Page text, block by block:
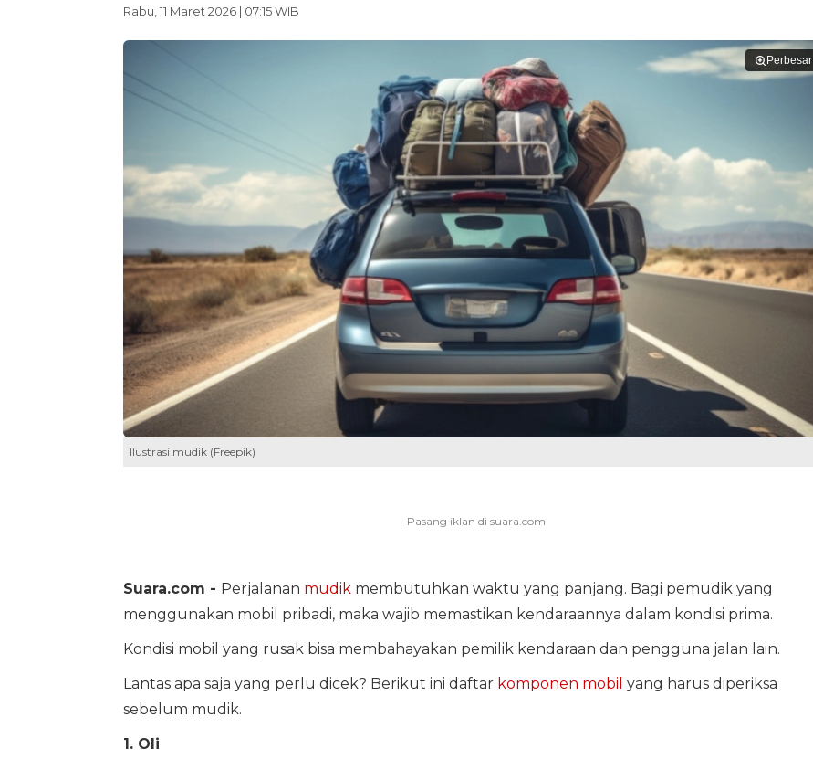
Rabu, 11 Maret 2026 | 07:15 WIB
Perbesar
Ilustrasi mudik (Freepik)
Suara.com - Perjalanan mudik membutuhkan waktu yang panjang. Bagi pemudik yang
menggunakan mobil pribadi, maka wajib memastikan kendaraannya dalam kondisi prima.
Kondisi mobil yang rusak bisa membahayakan pemilik kendaraan dan pengguna jalan lain.
Lantas apa saja yang perlu dicek? Berikut ini daftar komponen mobil yang harus diperiksa
sebelum mudik.
1. Oli